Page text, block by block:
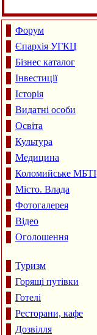
Форум
Єпархія УГКЦ
Бізнес каталог
Інвестиції
Історія
Видатні особи
Освіта
Культура
Медицина
Коломийське МБТІ
Місто. Влада
Фотогалерея
Відео
Оголошення
Туризм
Горящі путівки
Готелі
Ресторани, кафе
Дозвілля